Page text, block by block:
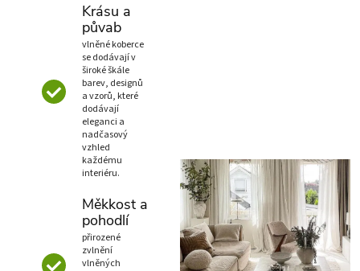
Krásu a
půvab
vlněné koberce
se dodávají v
široké škále
barev, designů
a vzorů, které
dodávají
eleganci a
nadčasový
vzhled
každému
interiéru.
Měkkost a
pohodlí
přirozené
zvlnění
vlněných